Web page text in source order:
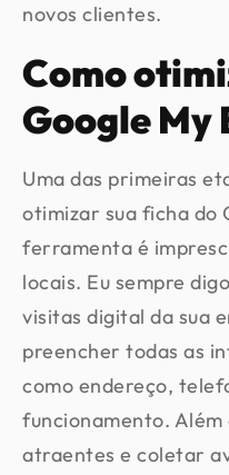
novos clientes.
Como
Google My
Uma das primeiras
otimizar sua ficha do
ferramenta é
locais. Eu sempre
visitas digital da sua
preencher todas as
como endereço,
funcionamento.
atraentes e coletar